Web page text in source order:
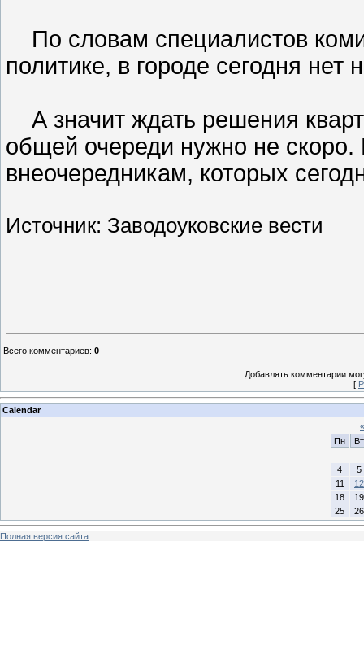
По словам специалистов
политике, в городе сегодня нет
А значит ждать решения
общей очереди нужно не скоро.
внеочередникам, которых
Источник: Заводоуковские вести
Всего комментариев: 0
Добавлять комментарии
[
Calendar
«
Пн
Вт
4
5
11
12
18
19
25
26
Полная версия сайта